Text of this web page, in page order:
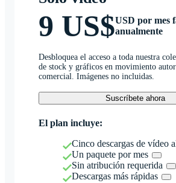
9 US$USD por mes
anualmente
Desbloquea el acceso a toda nuestra
de stock y gráficos en movimiento
comercial. Imágenes no incluidas.
Suscríbete ahora
El plan incluye:
Cinco descargas de vídeo
Un paquete por mes
Sin atribución requerida
Descargas más rápidas